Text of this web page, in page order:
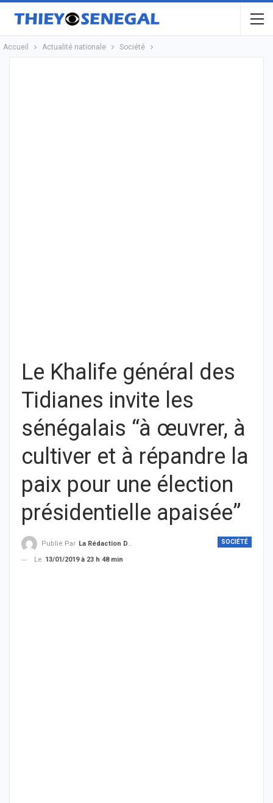
Accueil Actualité nationale Société
Le Khalife général des
Tidianes invite les
sénégalais “à œuvrer, à
cultiver et à répandre la
paix pour une élection
présidentielle apaisée”
SOCIÉTÉ
Publié Par La Rédaction De THIEYSENEGAL.com
Le 13/01/2019 à 23 h 48 min